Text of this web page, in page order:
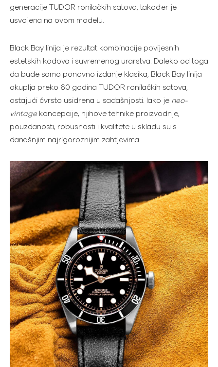
generacije TUDOR ronilačkih satova, također je
usvojena na ovom modelu.
Black Bay linija je rezultat kombinacije povijesnih
estetskih kodova i suvremenog urarstva. Daleko od toga
da bude samo ponovno izdanje klasika, Black Bay linija
okuplja preko 60 godina TUDOR ronilačkih satova,
ostajući čvrsto usidrena u sadašnjosti. Iako je neo-
vintagekoncepcije, njihove tehnike proizvodnje,
pouzdanosti, robusnosti i kvalitete u skladu su s
današnjim najrigoroznijim zahtjevima.